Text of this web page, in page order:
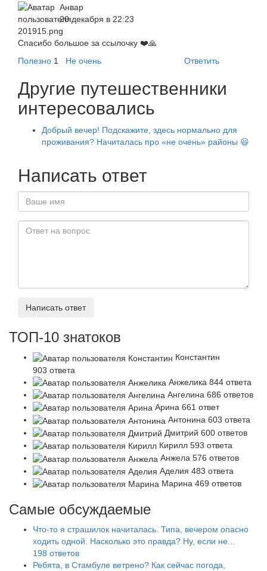
Анвар
20 декабря в 22:23
Спасибо большое за ссылочку ❤️🙏
Полезно 1 Не очень Ответить
Другие путешественники
интересовались
Добрый вечер! Подскажите, здесь нормально для
проживания? Начиталась про «не очень» районы 😃
Написать ответ
Написать ответ
ТОП-10 знатоков
Константин
903 ответа
Анжелика 844 ответа
Ангелина 686 ответов
Арина 661 ответ
Антонина 603 ответа
Дмитрий 600 ответов
Кирилл 593 ответа
Анжела 576 ответов
Аделия 483 ответа
Марина 469 ответов
Самые обсуждаемые
Что-то я страшилок начиталась. Типа, вечером опасно
ходить одной. Насколько это правда? Ну, если не...
198 ответов
Ребята, в Стамбуле ветрено? Как сейчас погода,